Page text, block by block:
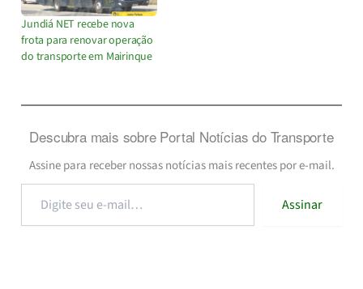
Jundiá NET recebe nova
frota para renovar operação
do transporte em Mairinque
Descubra mais sobre Portal Notícias do Transporte
Assine para receber nossas notícias mais recentes por e-mail.
e-
Assinar